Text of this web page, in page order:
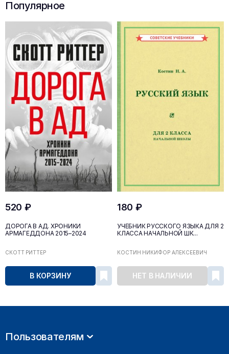
Популярное
520 ₽
ДОРОГА В АД. ХРОНИКИ
АРМАГЕДДОНА 2015–2024
СКОТТ РИТТЕР
В КОРЗИНУ
180 ₽
УЧЕБНИК РУССКОГО ЯЗЫКА ДЛЯ 2
КЛАССА НАЧАЛЬНОЙ ШК...
КОСТИН НИКИФОР АЛЕКСЕЕВИЧ
НЕТ В НАЛИЧИИ
Пользователям